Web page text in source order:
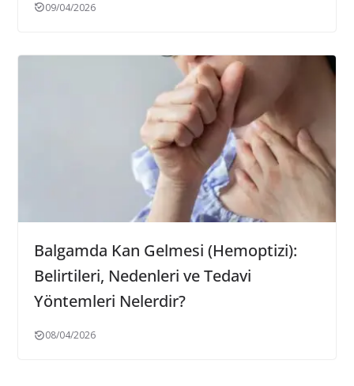
09/04/2026
Balgamda Kan Gelmesi (Hemoptizi):
Belirtileri, Nedenleri ve Tedavi
Yöntemleri Nelerdir?
08/04/2026